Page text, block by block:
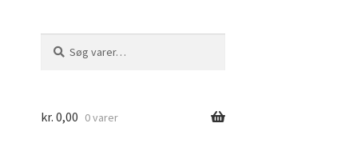
efter:
kr. 0,00 0 varer